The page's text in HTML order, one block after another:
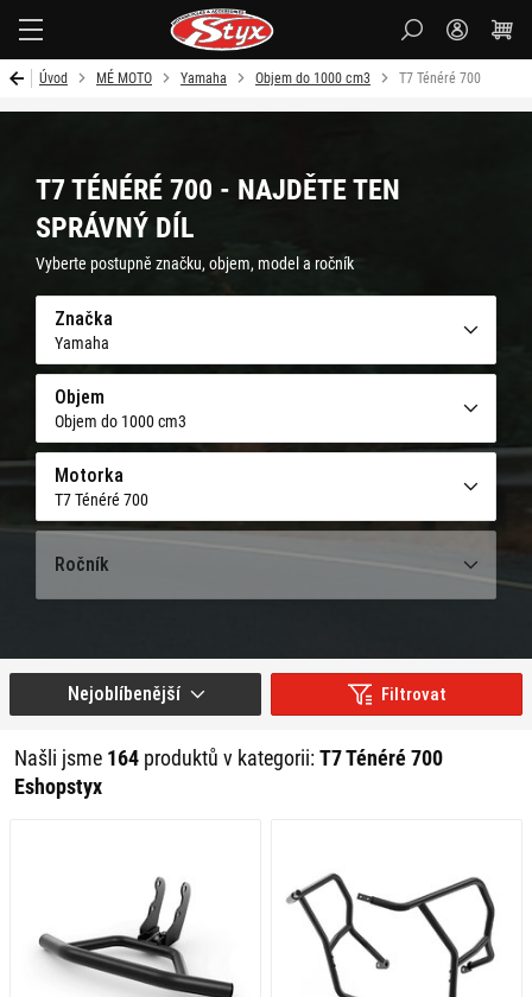
Úvod MÉ MOTO Yamaha Objem do 1000 cm3 T7 Ténéré 700
T7 TÉNÉRÉ 700 - NAJDĚTE TEN
SPRÁVNÝ DÍL
Vyberte postupně značku, objem, model a ročník
Značka
Yamaha
Objem
Objem do 1000 cm3
Motorka
T7 Ténéré 700
Ročník
Filtrovat
Našli jsme 164 produktů v kategorii:T7 Ténéré 700
Eshopstyx
Nejoblíbenější